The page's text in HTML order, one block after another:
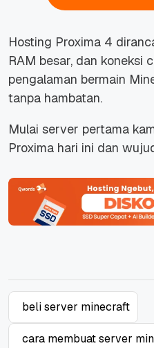
Hosting Proxima 4
RAM besar, dan koneksi
pengalaman bermain
tanpa hambatan.
Mulai server pertama
Proxima hari ini dan
beli server minecraft
cara membuat server